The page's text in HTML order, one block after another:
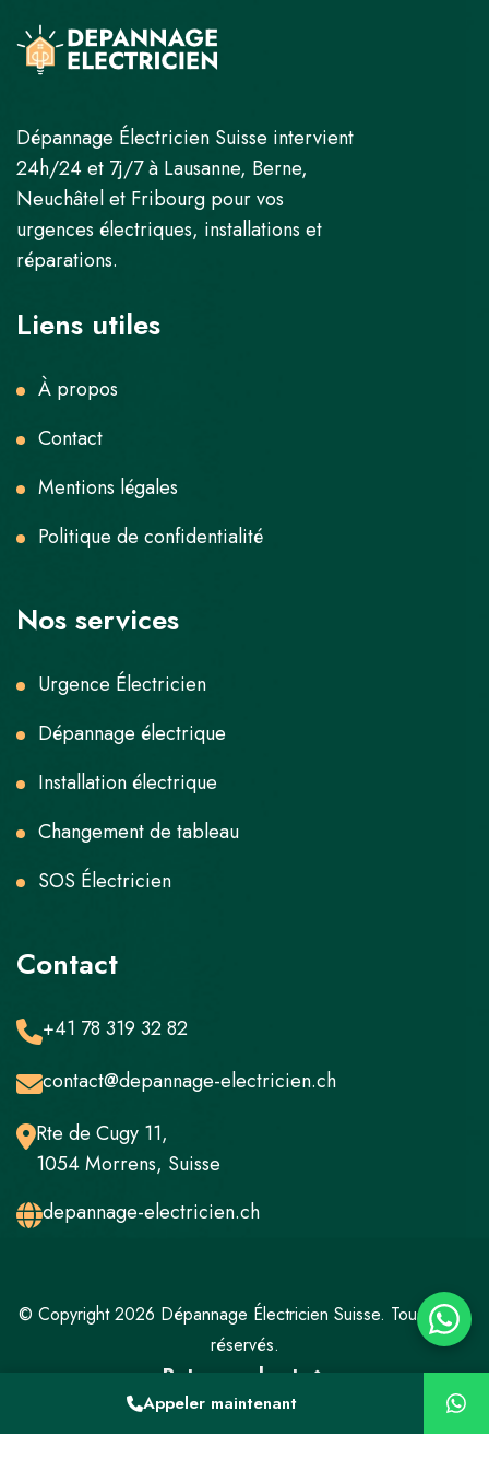
Dépannage Électricien Suisse intervient
24h/24 et 7j/7 à Lausanne, Berne,
Neuchâtel et Fribourg pour vos
urgences électriques, installations et
réparations.
Liens utiles
À propos
Contact
Mentions légales
Politique de confidentialité
Nos services
Urgence Électricien
Dépannage électrique
Installation électrique
Changement de tableau
SOS Électricien
Contact
+41 78 319 32 82
contact@depannage-electricien.ch
Rte de Cugy 11,
1054 Morrens, Suisse
depannage-electricien.ch
© Copyright 2026 Dépannage Électricien Suisse. Tous droits
réservés.
Retour en haut
Mentions légalesPolitique de confidentialité
Appeler maintenant